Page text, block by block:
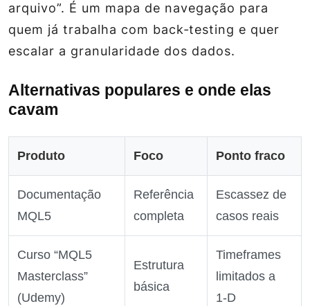
arquivo”. É um mapa de navegação para
quem já trabalha com back‑testing e quer
escalar a granularidade dos dados.
Alternativas populares e onde elas
cavam
Produto Foco Ponto fraco
Documentação
MQL5
Referência
completa
Escassez de
casos reais
Curso “MQL5
Masterclass”
(Udemy)
Estrutura
básica
Timeframes
limitados a
1‑D